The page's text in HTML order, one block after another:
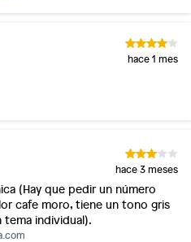
hace 1 mes
hace 3 meses
(Hay que pedir un número
cafe moro, tiene un tono gris
individual).